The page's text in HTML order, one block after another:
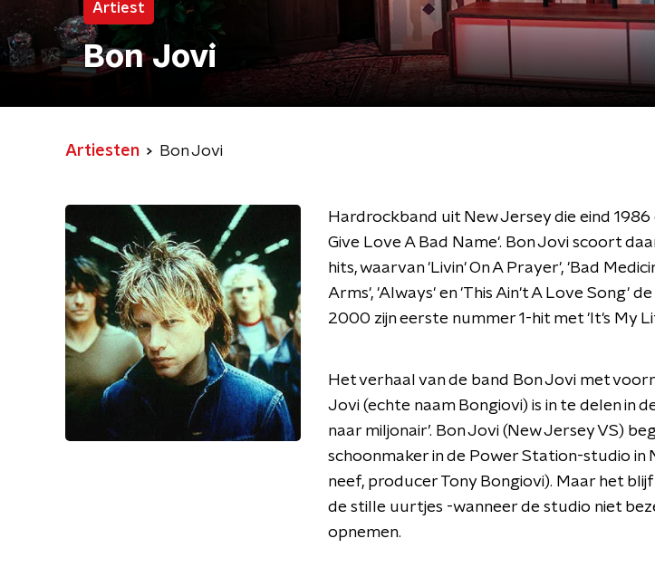
Artiest
Bon Jovi
Artiesten Bon Jovi
Hardrockband uit New Jersey die eind
Give Love A Bad Name'. Bon Jovi scoort
hits, waarvan 'Livin' On A Prayer', 'Bad
Arms', 'Always' en 'This Ain't A Love Song'
2000 zijn eerste nummer 1-hit met 'It's My
Het verhaal van de band Bon Jovi met
Jovi (echte naam Bongiovi) is in te delen in
naar miljonair’. Bon Jovi (New Jersey VS)
schoonmaker in de Power Station-studio in
neef, producer Tony Bongiovi). Maar het
de stille uurtjes -wanneer de studio niet
opnemen.